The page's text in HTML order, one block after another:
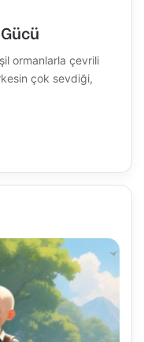
ormanlarla çevrili
çok sevdiği,